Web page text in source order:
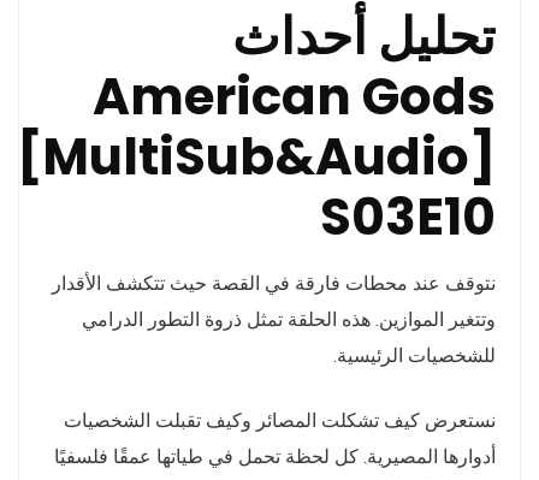
تحليل أحداث
American Gods
[MultiSub&Audio]
S03E10
نتوقف عند محطات فارقة في القصة حيث تتكشف الأقدار
وتتغير الموازين. هذه الحلقة تمثل ذروة التطور الدرامي
للشخصيات الرئيسية.
نستعرض كيف تشكلت المصائر وكيف تقبلت الشخصيات
أدوارها المصيرية. كل لحظة تحمل في طياتها عمقًا فلسفيًا